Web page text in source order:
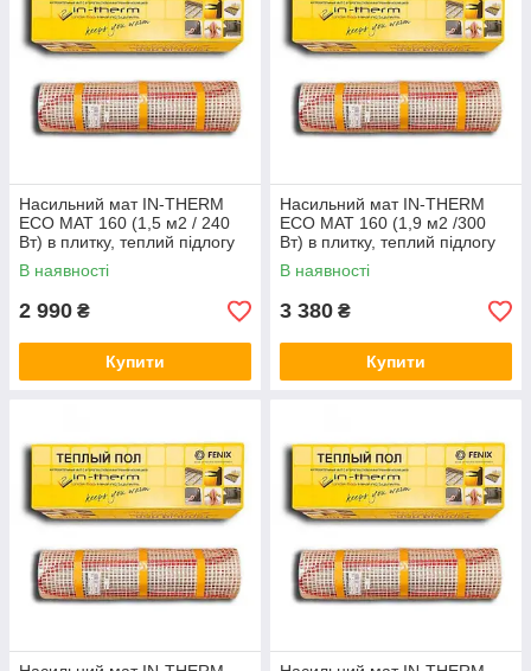
Насильний мат IN-THERM
ECO MAT 160 (1,5 м2 / 240
Вт) в плитку, теплий підлогу
електричний Ірм
В наявності
2 990 ₴
Купити
Насильний мат IN-THERM
ECO MAT 160 (1,9 м2 /300
Вт) в плитку, теплий підлогу
електричний Ірм
В наявності
3 380 ₴
Купити